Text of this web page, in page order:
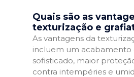
Quais são as
texturização e
As vantagens da
incluem um acabamento
sofisticado, maior
contra intempéries e